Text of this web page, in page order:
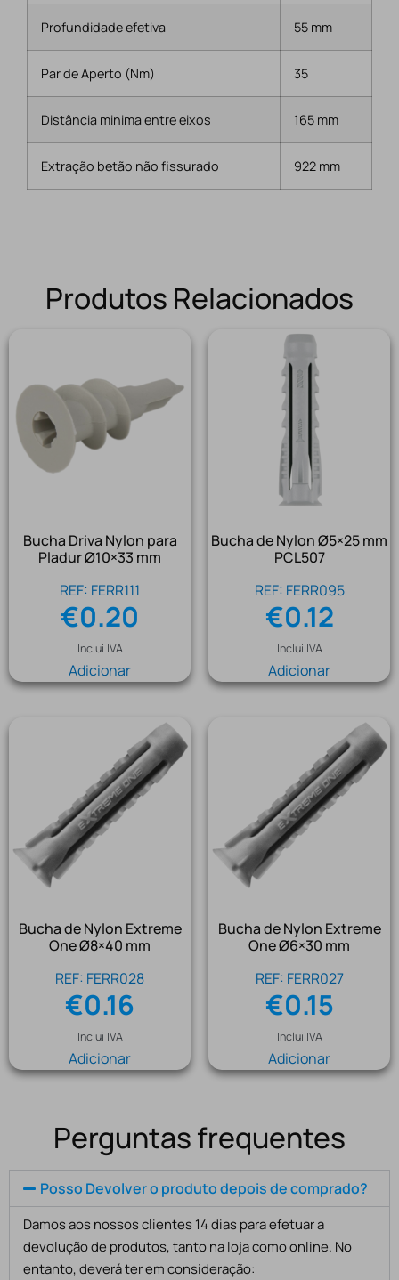
Profundidade efetiva 55 mm
Par de Aperto (Nm) 35
Distância minima entre eixos 165 mm
Extração betão não fissurado 922 mm
Produtos Relacionados
Bucha Driva Nylon para
Pladur Ø10×33 mm
REF: FERR111
€0.20
Inclui IVA
Adicionar
Bucha de Nylon Ø5×25 mm
PCL507
REF: FERR095
€0.12
Inclui IVA
Adicionar
Bucha de Nylon Extreme
One Ø8×40 mm
REF: FERR028
€0.16
Inclui IVA
Adicionar
Bucha de Nylon Extreme
One Ø6×30 mm
REF: FERR027
€0.15
Inclui IVA
Adicionar
Perguntas frequentes
Posso Devolver o produto depois de comprado?
Damos aos nossos clientes 14 dias para efetuar a
devolução de produtos, tanto na loja como online. No
entanto, deverá ter em consideração: